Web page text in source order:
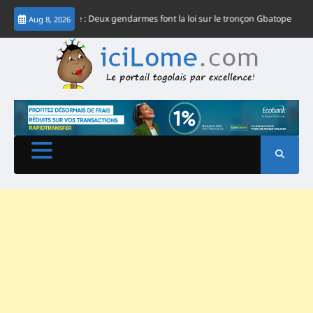
Skip
content
Aug 8, 2026
nocturne : Deux gendarmes font la loi sur le tronçon Gbatope-Davedi